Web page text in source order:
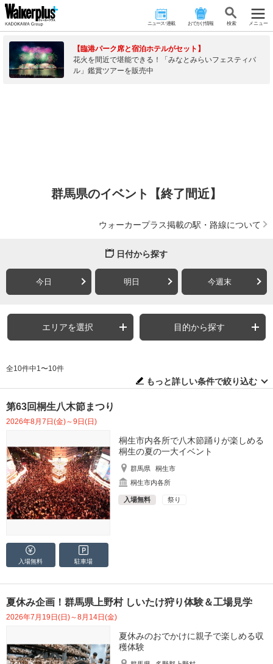
ニュース･連載 おでかけ情報 検 索 メニュー
【臨港パーク席と宿泊ホテルがセット】
花火を間近で堪能できる！「みなとみらいフェスティバ
ル」鑑賞ツアーを販売中
群馬県のイベント【終了間近】
ウォーカープラス掲載の駅・路線について
日付から探す
今日 明日 今週末
エリアを選択 目的から探す
全10件中1〜10件
もっと詳しい条件で絞り込む
第63回桐生八木節まつり
2026年8月7日(金)～9日(日)
桐生市内各所で八木節踊りが楽しめる
桐生の夏の一大イベント
群馬県
桐生市
桐生市内各所
入場無料 祭り
入場無料 駐車場
夏休み企画！群馬県上野村 しいたけ狩り体験＆工場見学
2026年7月19日(日)～8月14日(金)
夏休みのおでかけに親子で楽しめる収
穫体験